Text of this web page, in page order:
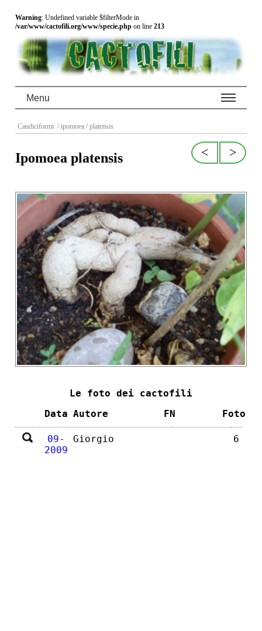
Warning: Undefined variable $filterMode in
/var/www/cactofili.org/www/specie.php on line 213
Menu
Caudiciformi / ipomoea / platensis
>
<
Ipomoea platensis
Le foto dei cactofili
Data Autore FN Foto
09-
2009
Giorgio 6